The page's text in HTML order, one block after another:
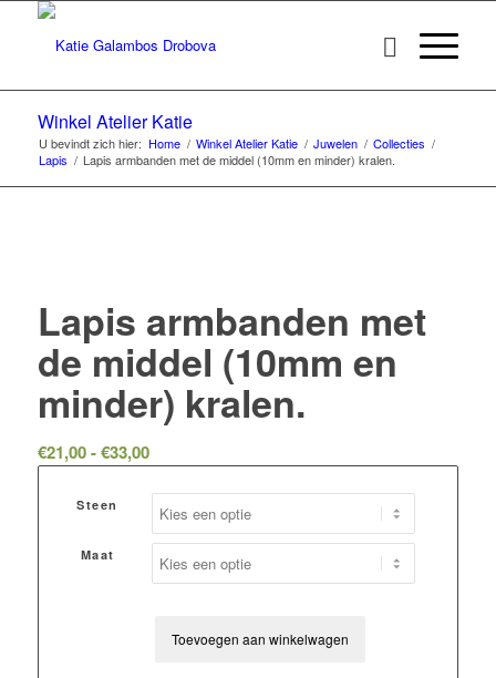
Winkel Atelier Katie
U bevindt zich hier: Home / Winkel Atelier Katie / Juwelen / Collecties /
Lapis / Lapis armbanden met de middel (10mm en minder) kralen.
Lapis armbanden met
de middel (10mm en
minder) kralen.
€21,00 - €33,00Prijsklasse:
tot
€33,00
Steen
Maat
Toevoegen aan winkelwagen